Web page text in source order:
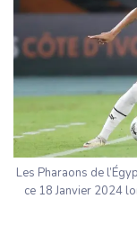
Les Pharaons de
ce 18 Janvier 2024